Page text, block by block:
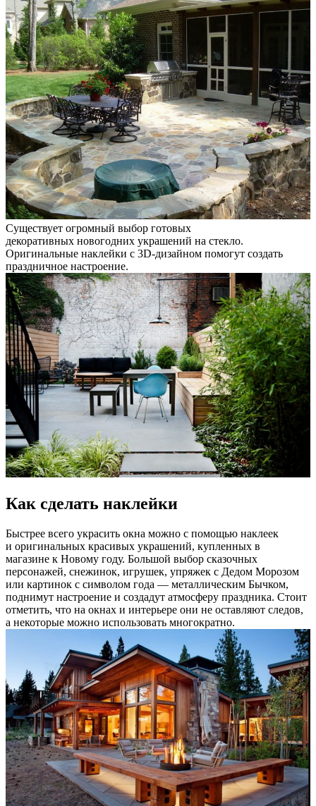
Существует огромный выбор готовых
декоративных новогодних украшений на стекло.
Оригинальные наклейки с 3D-дизайном помогут создать
праздничное настроение.
Как сделать наклейки
Быстрее всего украсить окна можно с помощью наклеек
и оригинальных красивых украшений, купленных в
магазине к Новому году. Большой выбор сказочных
персонажей, снежинок, игрушек, упряжек с Дедом Морозом
или картинок с символом года — металлическим Бычком,
поднимут настроение и создадут атмосферу праздника. Стоит
отметить, что на окнах и интерьере они не оставляют следов,
а некоторые можно использовать многократно.